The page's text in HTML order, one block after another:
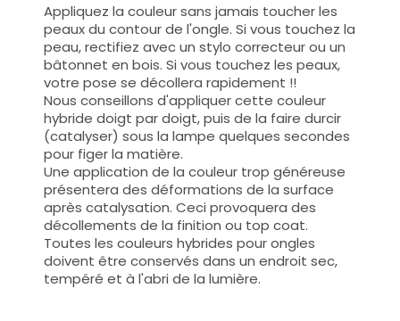
Appliquez la couleur sans jamais toucher les
peaux du contour de l'ongle. Si vous touchez la
peau, rectifiez avec un stylo correcteur ou un
bâtonnet en bois. Si vous touchez les peaux,
votre pose se décollera rapidement !!
Nous conseillons d'appliquer cette couleur
hybride doigt par doigt, puis de la faire durcir
(catalyser) sous la lampe quelques secondes
pour figer la matière.
Une application de la couleur trop généreuse
présentera des déformations de la surface
après catalysation. Ceci provoquera des
décollements de la finition ou top coat.
Toutes les couleurs hybrides pour ongles
doivent être conservés dans un endroit sec,
tempéré et à l'abri de la lumière.